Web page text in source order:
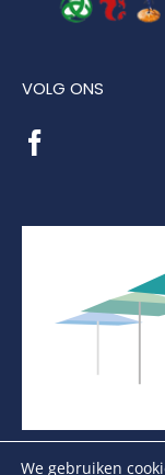
VOLG ONS
We gebruiken